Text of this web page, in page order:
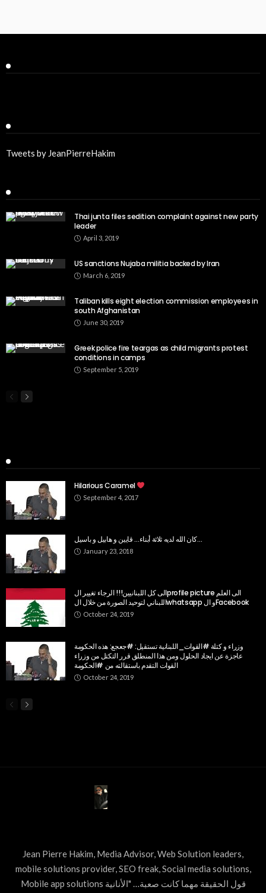
Tweets by JeanPierreHakim
Thai junta files sedition complaint against new party
leader
April 3, 2019
US sanctions Nujaba militia backed by Iran
March 6, 2019
Taliban kills eight election commission employees in
south Afghanistan
June 30, 2019
Greek police fire teargas as child migrants protest
conditions in camps
September 5, 2019
Hilarious Caramel
September 4, 2017
كان الله لديه ثلاثة أبناء… قايين و هابيل و باسيل…
January 23, 2018
الى كل اللبنانيين!!! الرجاء تغيير الprofile picture الى العلم
اللبناني لتوحيد الصورة من خلال الwhatsapp و الFacebook
October 24, 2019
وزراء و كتلة #القوات_اللبنانية تستقيل: #جعجع: هذه الحكومة
عاجزة عن ايجاد الحلول ومن هذا المنطلق قرر التكتل من وزراء
القوات التقدم باستقالته من #الحكومة
October 24, 2019
Jean Pierre Hakim, Media Advisor, Web Solution leaders,
mobile solutions provider, SEO freak, Social media solutions,
Mobile app solutions قول الحقيقة مهما كانت صعبة… "الأنانية